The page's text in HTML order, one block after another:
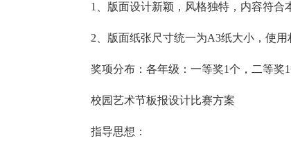
1、版面设计新颖，风格独特，内容符合
2、版面纸张尺寸统一为A3纸大小，使用
奖项分布：各年级：一等奖1个，二等奖
校园艺术节板报设计比赛方案
指导思想：